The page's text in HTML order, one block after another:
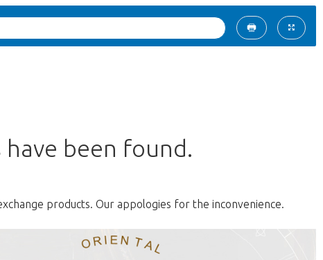
been found.
products. Our appologies for the inconvenience.